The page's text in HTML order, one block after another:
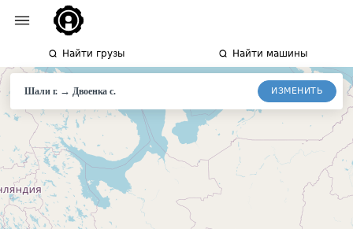
Найти грузы Найти машины
Шали г. →Двоенкас. ИЗМЕНИТЬ